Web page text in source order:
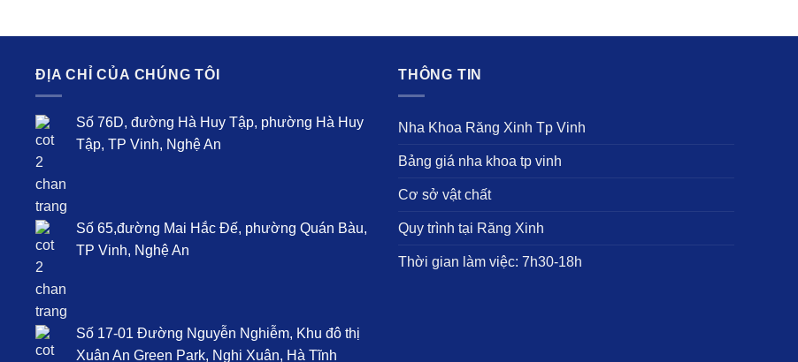
ĐỊA CHỈ CỦA CHÚNG TÔI
Số 76D, đường Hà Huy Tập, phường Hà Huy
Tập, TP Vinh, Nghệ An
Số 65,đường Mai Hắc Đế, phường Quán Bàu,
TP Vinh, Nghệ An
Số 17-01 Đường Nguyễn Nghiễm, Khu đô thị
Xuân An Green Park, Nghi Xuân, Hà Tĩnh
THÔNG TIN
Nha Khoa Răng Xinh Tp Vinh
Bảng giá nha khoa tp vinh
Cơ sở vật chất
Quy trình tại Răng Xinh
Thời gian làm việc: 7h30-18h